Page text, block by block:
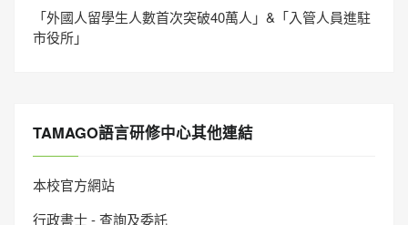
「外國人留學生人數首次突破40萬人」&「入管人員進駐
市役所」
TAMAGO語言研修中心其他連結
本校官方網站
行政書士 - 查詢及委託